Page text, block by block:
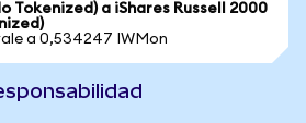
Tokenized) a iShares Russell 2000
a 0,534247 IWMon